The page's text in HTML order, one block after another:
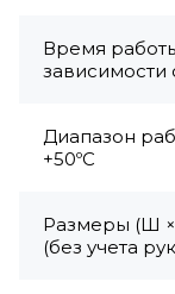
Время
зависимости
Диапазон
+50ºC
Размеры (Ш ×
(без учета